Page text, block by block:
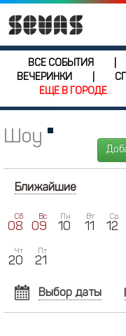
ВСЕ СОБЫТИЯ
ВЕЧЕРИНКИ
ЕЩЕ В ГОРОДЕ
Шоу
Ближайшие
Сб
08
Вс
09
Пн
10
Вт
11
Ср
12
Чт
20
Пт
21
Выбор даты